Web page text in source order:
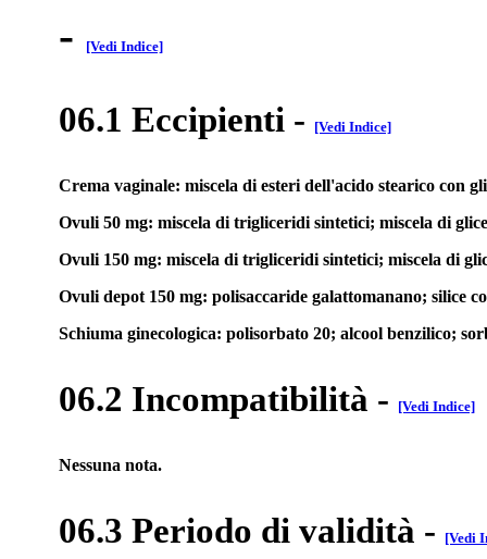
- [Vedi Indice]
06.1 Eccipienti - [Vedi Indice]
Crema vaginale: miscela di esteri dell'acido stearico con
Ovuli 50 mg: miscela di trigliceridi sintetici; miscela di
Ovuli 150 mg: miscela di trigliceridi sintetici; miscela di
Ovuli depot 150 mg: polisaccaride galattomanano; silice
Schiuma ginecologica: polisorbato 20; alcool benzilico;
06.2 Incompatibilità - [Vedi Indice]
Nessuna nota.
06.3 Periodo di validità - [Vedi